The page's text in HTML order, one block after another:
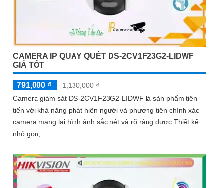
CAMERA IP QUAY QUÉT DS-2CV1F23G2-LIDWF
GIÁ TỐT
791,000 ₫
1,130,000 ₫
Camera giám sát DS-2CV1F23G2-LIDWF là sản phẩm tiên
tiến với khả năng phát hiện người và phương tiện chính xác
camera mang lại hình ảnh sắc nét và rõ ràng được Thiết kế
nhỏ gọn,...